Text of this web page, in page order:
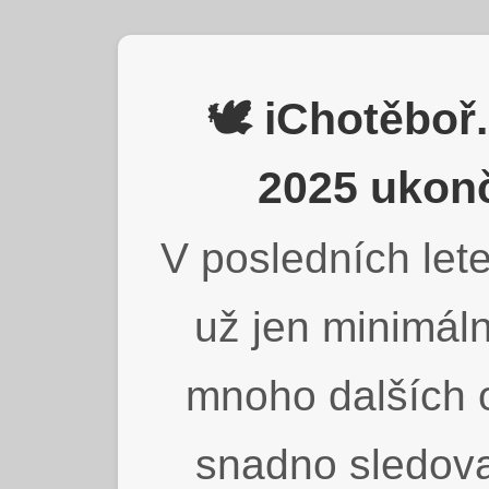
🕊️
2025
V posledních
už jen
mnoho dalších
snadno